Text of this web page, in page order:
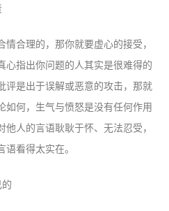
合理的，那你就要虚心的接受，
心指出你问题的人其实是很难得的
评是出于误解或恶意的攻击，那就
如何，生气与愤怒是没有任何作用
人的言语耿耿于怀、无法忍受，
看得太实在。